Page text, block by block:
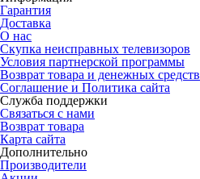
Гарантия
Доставка
О нас
Скупка неисправных телевизоров
Условия партнерской программы
Возврат товара и денежных средств
Соглашение и Политика сайта
Служба поддержки
Связаться с нами
Возврат товара
Карта сайта
Дополнительно
Производители